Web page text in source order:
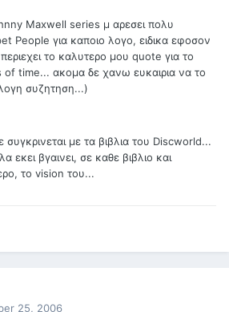
Maxwell series μ αρεσει πολυ
People για καποιο λογο, ειδικα εφοσον
το καλυτερο μου quote για το
time... ακομα δε χανω ευκαιρια να το
συζητηση...)
συγκρινεται με τα βιβλια του Discworld...
εκει βγαινει, σε καθε βιβλιο και
το vision του...
25, 2006